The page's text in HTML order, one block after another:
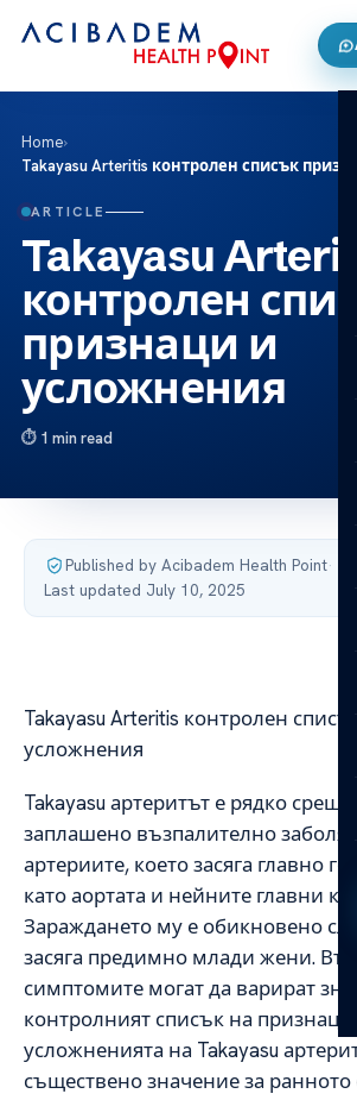
Home›
Takayasu Arteritis контролен списък
ARTICLE
Takayasu
контролен
признаци и
усложнения
1 min read
Published by Acibadem Health Point·
Last updated July 10, 2025
Takayasu Arteritis контролен
усложнения
Takayasu артеритът е рядко
заплашено възпалително
артериите, което засяга главно
като аортата и нейните главни
Зараждането му е обикновено
засяга предимно млади жени.
симптомите могат да варират
контролният списък на
усложненията на Takayasu
съществено значение за